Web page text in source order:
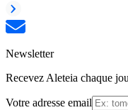
Newsletter
Recevez Aleteia chaque
Votre adresse email